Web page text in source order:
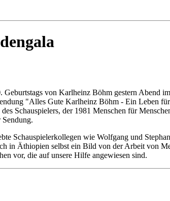
von Karlheinz Böhm gestern Abend
"Alles Gute Karlheinz Böhm - Ein Leben
Schauspielers, der 1981 Menschen für
Schauspielerkollegen wie Wolfgang und
Äthiopien selbst ein Bild von der Arbeit von
vor, die auf unsere Hilfe angewiesen sind.